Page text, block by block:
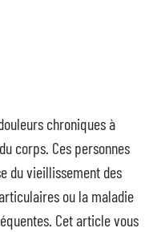
chroniques à
corps. Ces personnes
du vieillissement des
ou la maladie
Cet article vous